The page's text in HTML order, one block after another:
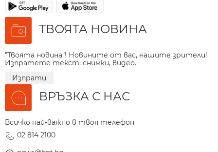
ТВОЯТА НОВИНА
"Твоята новина"! Новините от вас, нашите зрители!
Изпратете текст, снимки, видео.
Изпрати
ВРЪЗКА С НАС
Всичко най-важно в твоя телефон
02 814 2100